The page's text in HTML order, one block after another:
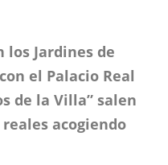
los Jardines de
el Palacio Real
de la Villa” salen
acogiendo